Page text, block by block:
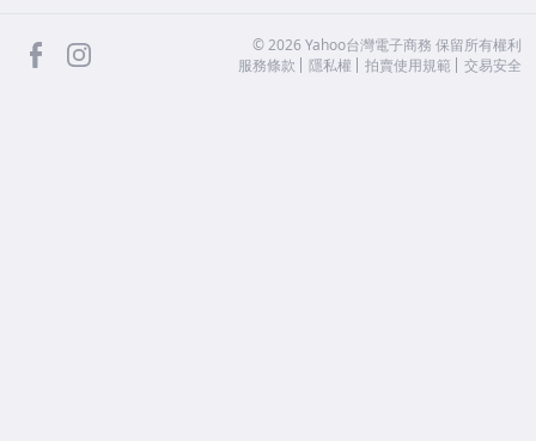
facebook ©2026 Yahoo台灣電子商務 保留所有權利
服務條款
隱私權 拍賣使用規範 交易安全